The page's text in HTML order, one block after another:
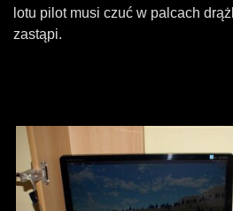
lotu pilot musi czuć w palcach
zastąpi.